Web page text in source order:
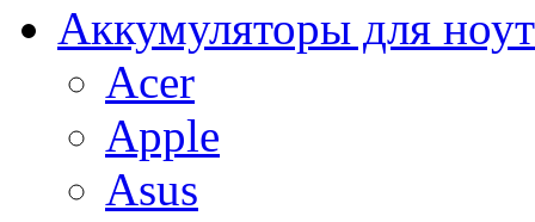
Аккумуляторы для
Acer
Apple
Asus